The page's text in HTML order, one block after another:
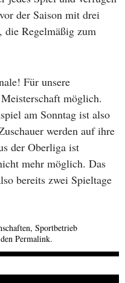
der Saison mit drei
die Regelmäßig zum
Für unsere
möglich.
am Sonntag ist also
werden auf ihre
der Oberliga ist
mehr möglich. Das
bereits zwei Spieltage
, Sportbetrieb
Permalink.